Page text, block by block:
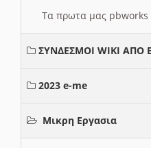
Τα πρωτα μας pbworks
ΣΥΝΔΕΣΜΟΙ WIKI ΑΠΟ
2023 e-me
Μικρη Εργασια